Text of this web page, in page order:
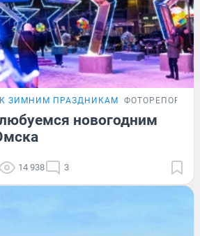
ЗИМНИМ ПРАЗДНИКАМ ФОТОРЕПОРТАЖ
новогодним
14 938 3